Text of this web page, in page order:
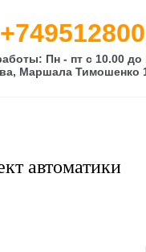
Пн - пт с 10.00 до
Маршала Тимошенко
автоматики